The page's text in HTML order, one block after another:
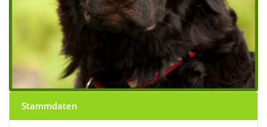
Stammdaten